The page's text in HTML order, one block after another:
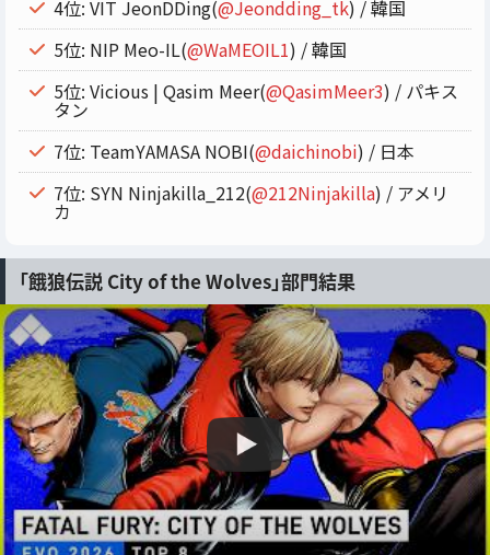
4位: VIT JeonDDing(@Jeondding_tk) / 韓国
5位: NIP Meo-IL(@WaMEOIL1) / 韓国
5位: Vicious | Qasim Meer(@QasimMeer3) / パキス
タン
7位: TeamYAMASA NOBI(@daichinobi) / 日本
7位: SYN Ninjakilla_212(@212Ninjakilla) / アメリ
カ
「餓狼伝説 City of the Wolves」部門結果